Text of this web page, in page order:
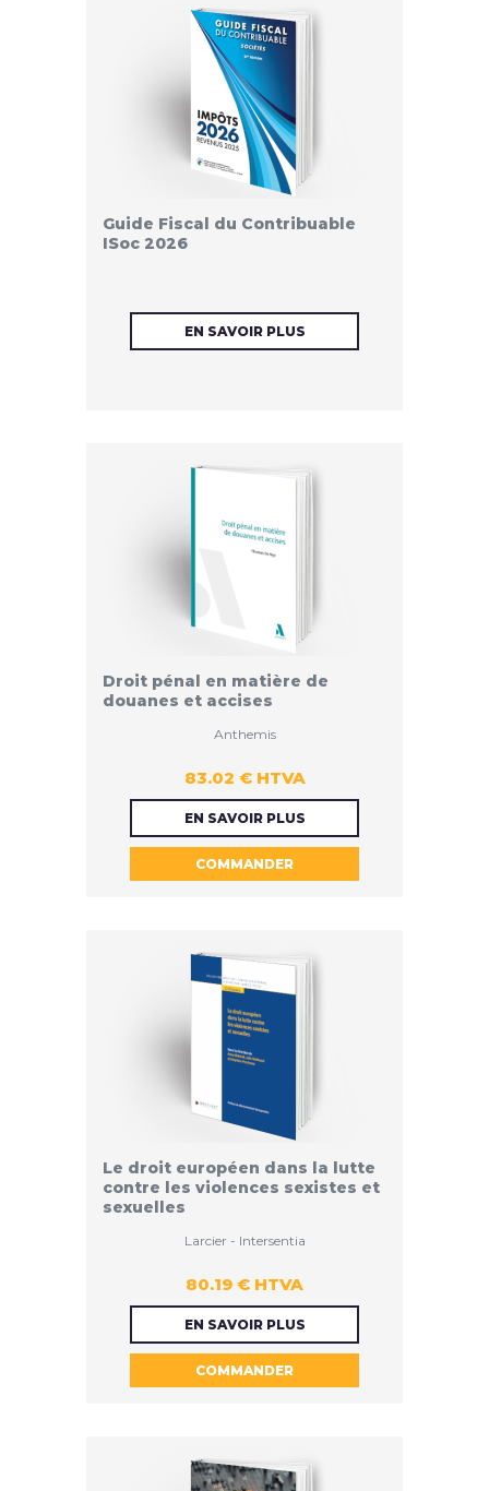
Guide Fiscal du Contribuable
ISoc 2026
EN SAVOIR PLUS
Droit pénal en matière de
douanes et accises
83.02 € HTVA
Anthemis
EN SAVOIR PLUS
COMMANDER
83.02 €
Le droit européen dans la lutte
contre les violences sexistes et
sexuelles
80.19 € HTVA
Larcier - Intersentia
EN SAVOIR PLUS
COMMANDER
80.19 €